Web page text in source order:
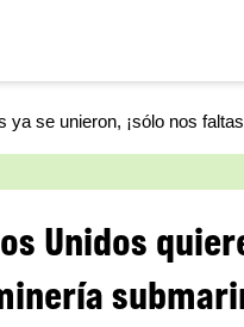
ya se unieron, ¡sólo nos
Unidos